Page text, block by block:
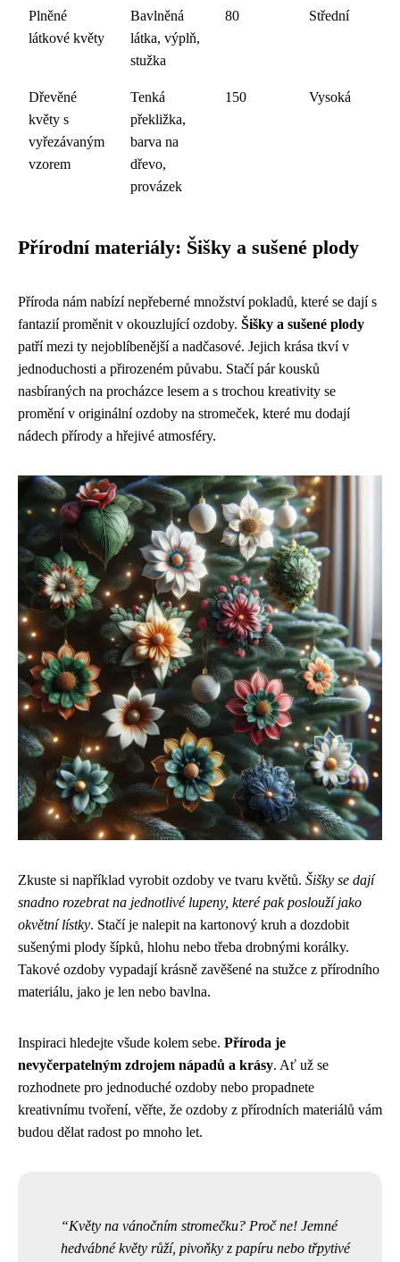
Plněné
látkové květy
Bavlněná
látka, výplň,
stužka
80 Střední
Dřevěné
květy s
vyřezávaným
vzorem
Tenká
překližka,
barva na
dřevo,
provázek
150 Vysoká
Přírodní materiály: Šišky a sušené plody
Příroda nám nabízí nepřeberné množství pokladů, které se dají s
fantazií proměnit v okouzlující ozdoby. Šišky a sušené plody
patří mezi ty nejoblíbenější a nadčasové. Jejich krása tkví v
jednoduchosti a přirozeném půvabu. Stačí pár kousků
nasbíraných na procházce lesem a s trochou kreativity se
promění v originální ozdoby na stromeček, které mu dodají
nádech přírody a hřejivé atmosféry.
Zkuste si například vyrobit ozdoby ve tvaru květů. Šišky se dají
snadno rozebrat na jednotlivé lupeny, které pak poslouží jako
okvětní lístky. Stačí je nalepit na kartonový kruh a dozdobit
sušenými plody šípků, hlohu nebo třeba drobnými korálky.
Takové ozdoby vypadají krásně zavěšené na stužce z přírodního
materiálu, jako je len nebo bavlna.
Inspiraci hledejte všude kolem sebe. Příroda je
nevyčerpatelným zdrojem nápadů a krásy. Ať už se
rozhodnete pro jednoduché ozdoby nebo propadnete
kreativnímu tvoření, věřte, že ozdoby z přírodních materiálů vám
budou dělat radost po mnoho let.
Květy na vánočním stromečku? Proč ne! Jemné
hedvábné květy růží, pivoňky z papíru nebo třpytivé